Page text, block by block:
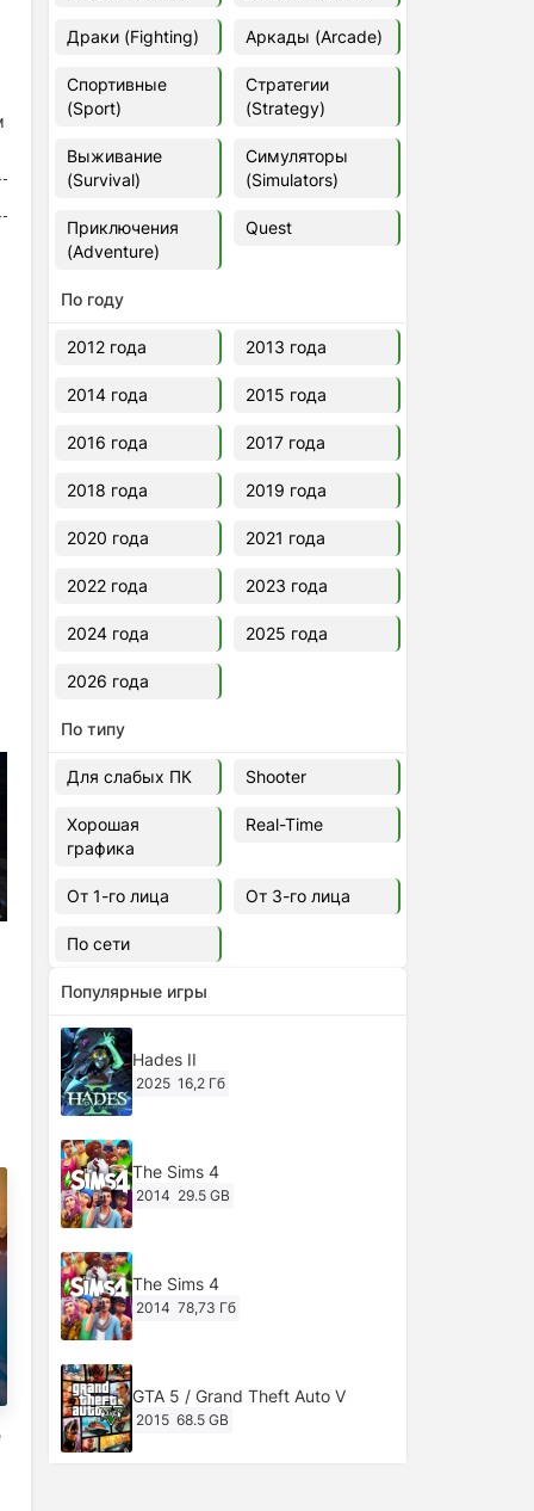
Forza Horizon 5 v.688.044
[Папка игры] (2021)
2021
V Rising
2024
Драки (Fighting) Аркады (Arcade)
Спортивные
(Sport)
Стратегии
(Strategy)
Выживание
(Survival)
Симуляторы
(Simulators)
Приключения
(Adventure)
Quest
По году
2012 года 2013 года
2014 года 2015 года
2016 года 2017 года
2018 года 2019 года
2020 года 2021 года
2022 года 2023 года
2024 года 2025 года
2026 года
По типу
Для слабых ПК Shooter
Хорошая
графика
Real-Time
От 1-го лица От 3-го лица
По сети
Популярные игры
Hades II
2025 16,2 Гб
The Sims 4
2014 29.5 GB
The Sims 4
2014 78,73 Гб
GTA 5 / Grand Theft Auto V
2015 68.5 GB